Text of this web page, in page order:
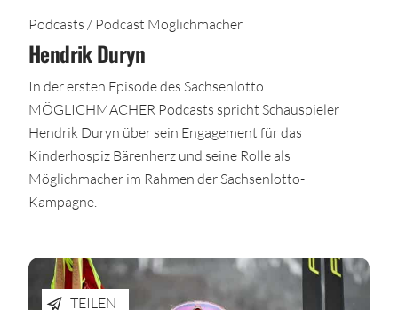
Podcasts / Podcast Möglichmacher
Hendrik Duryn
In der ersten Episode des Sachsenlotto
MÖGLICHMACHER Podcasts spricht Schauspieler
Hendrik Duryn über sein Engagement für das
Kinderhospiz Bärenherz und seine Rolle als
Möglichmacher im Rahmen der Sachsenlotto-
Kampagne.​
TEILEN